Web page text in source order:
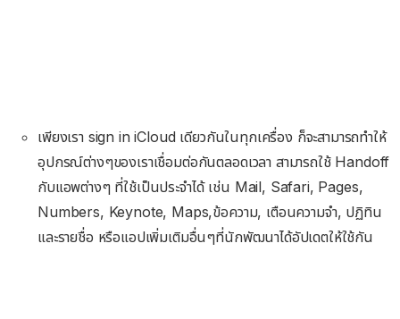
เพียงเรา sign in iCloud เดียวกันในทุกเครื่อง ก็จะสามารถทำให้
อุปกรณ์ต่างๆของเราเชื่อมต่อกันตลอดเวลา สามารถใช้ Handoff
กับแอพต่างๆ ที่ใช้เป็นประจำได้ เช่น Mail, Safari, Pages,
Numbers, Keynote, Maps,ข้อความ, เตือนความจำ, ปฏิทิน
และรายชื่อ หรือแอปเพิ่มเติมอื่นๆที่นักพัฒนาได้อัปเดตให้ใช้กัน